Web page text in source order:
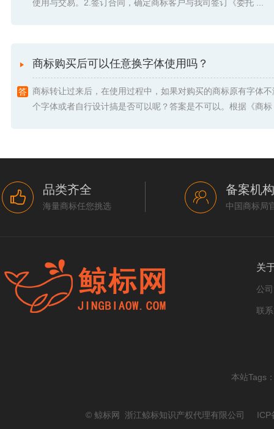
使用与交易。2.签订合同，确定商标客户与我司签订《委托 ...
商标购买后可以任意换字体使用吗？
商标转让过来后，在使用过程中，如果对购买的商标原有字体
个字体或者自行设计搞是否可以呢？答案是不可以。根据《商
品类齐全
海量商标任您挑选
备案机构
中国商标局
关
公
联
本站Tags
© 鲸标网 浙江鲸标知识产权代理有限公司 ICP